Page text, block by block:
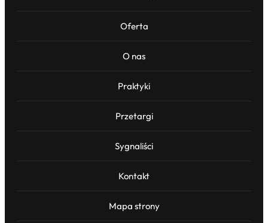
Oferta
O nas
Praktyki
Przetargi
Sygnaliści
Kontakt
Mapa strony